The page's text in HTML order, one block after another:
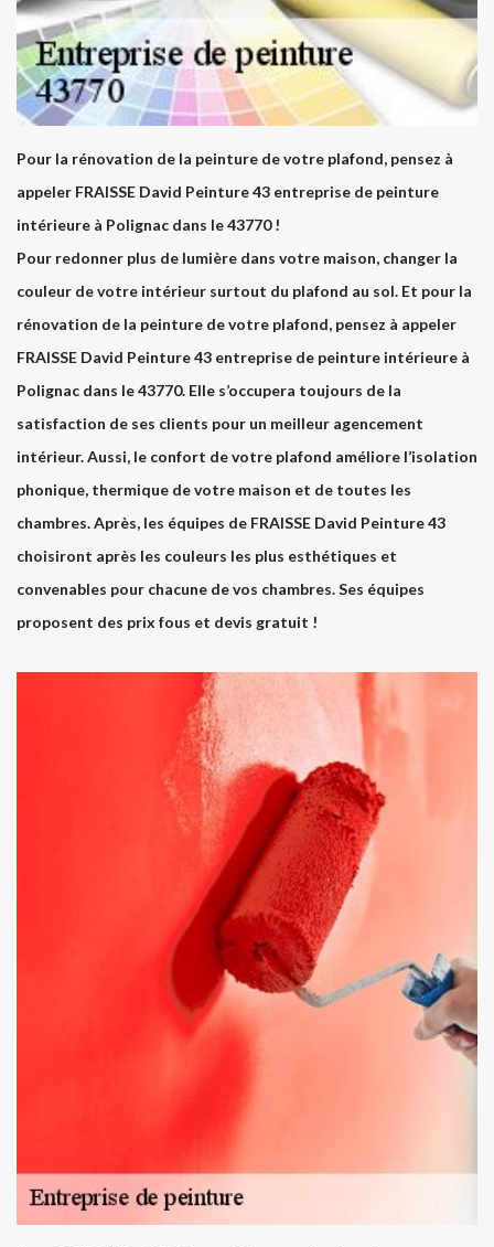
Pour la rénovation de la peinture de votre plafond, pensez à
appeler FRAISSE David Peinture 43 entreprise de peinture
intérieure à Polignac dans le 43770 !
Pour redonner plus de lumière dans votre maison, changer la
couleur de votre intérieur surtout du plafond au sol. Et pour la
rénovation de la peinture de votre plafond, pensez à appeler
FRAISSE David Peinture 43 entreprise de peinture intérieure à
Polignac dans le 43770. Elle s’occupera toujours de la
satisfaction de ses clients pour un meilleur agencement
intérieur. Aussi, le confort de votre plafond améliore l’isolation
phonique, thermique de votre maison et de toutes les
chambres. Après, les équipes de FRAISSE David Peinture 43
choisiront après les couleurs les plus esthétiques et
convenables pour chacune de vos chambres. Ses équipes
proposent des prix fous et devis gratuit !